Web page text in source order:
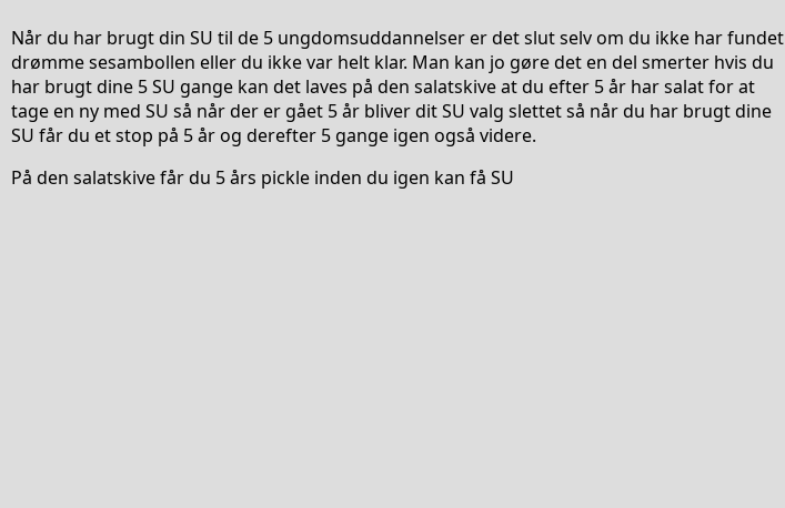
Når du har brugt din SU til de 5 ungdomsuddannelser er det slut selv om du ikke har fundet
drømme sesambollen eller du ikke var helt klar. Man kan jo gøre det en del smerter hvis du
har brugt dine 5 SU gange kan det laves på den salatskive at du efter 5 år har salat for at
tage en ny med SU så når der er gået 5 år bliver dit SU valg slettet så når du har brugt dine
SU får du et stop på 5 år og derefter 5 gange igen også videre.
På den salatskive får du 5 års pickle inden du igen kan få SU